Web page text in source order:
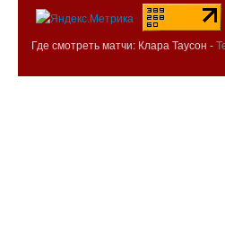
Где смотреть матчи: Клара Таусон -